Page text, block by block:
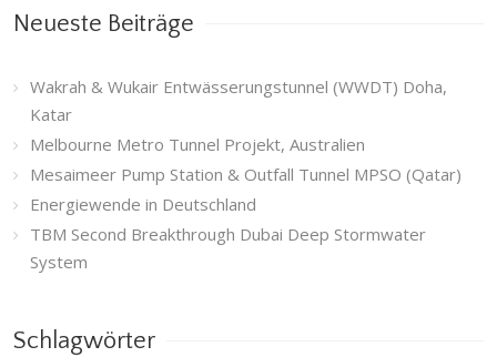
Neueste Beiträge
Wakrah & Wukair Entwässerungstunnel (WWDT) Doha,
Katar
Melbourne Metro Tunnel Projekt, Australien
Mesaimeer Pump Station & Outfall Tunnel MPSO (Qatar)
Energiewende in Deutschland
TBM Second Breakthrough Dubai Deep Stormwater
System
Schlagwörter